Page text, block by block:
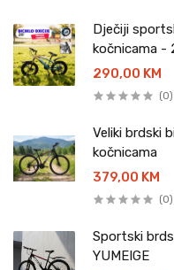
Dječiji
kočnicama -
290,00 KM
(0)
Veliki brdski
kočnicama
379,00 KM
(0)
Sportski
YUMEIGE